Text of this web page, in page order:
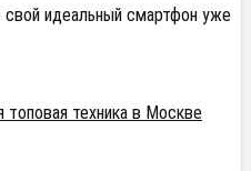
идеальный смартфон уже
техника в Москве